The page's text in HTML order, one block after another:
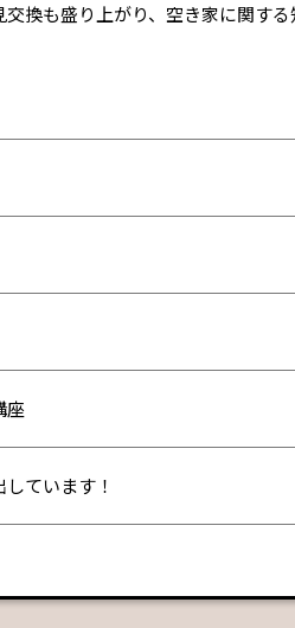
換も盛り上がり、空き家に関す
座
ています！